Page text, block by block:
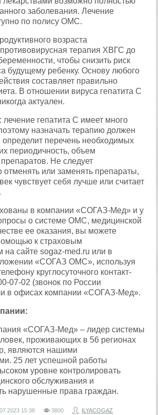
заболевания. Лечение
по полису ОМС.
возраста
терапия ХВГС до
чтобы снизить риск
будущему ребенку. Основу любого
составляет правильно
В отношении вируса гепатита С
актуален.
гепатита С имеет много
назначать терапию должен
определит перечень необходимых
периодичность, объем
Не следует
отменять или заменять препараты,
чувствует себя лучше или считает
в компании «СОГАЗ-Мед» и у
о системе ОМС, медицинской
ее оказания, вы можете
к страховым
на сайте sogaz-med.ru или в
«СОГАЗ ОМС», используя
круглосуточного контакт-
07-02 (звонок по России
в офисах компании «СОГАЗ-Мед».
«СОГАЗ-Мед» – лидер системы
проживающих в 56 регионах
являются нашими
25 лет успешной работы
уровне контролировать
обслуживания и
нарушенные права граждан.
15:38 3800 ILYACOGAZ